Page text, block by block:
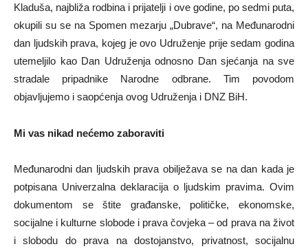
Kladuša, najbliža rodbina i prijatelji i ove godine, po sedmi puta,
okupili su se na Spomen mezarju „Dubrave“, na Međunarodni
dan ljudskih prava, kojeg je ovo Udruženje prije sedam godina
utemeljilo kao Dan Udruženja odnosno Dan sjećanja na sve
stradale pripadnike Narodne odbrane. Tim povodom
objavljujemo i saopćenja ovog Udruženja i DNZ BiH.
Mi vas nikad nećemo zaboraviti
Međunarodni dan ljudskih prava obilježava se na dan kada je
potpisana Univerzalna deklaracija o ljudskim pravima. Ovim
dokumentom se štite građanske, političke, ekonomske,
socijalne i kulturne slobode i prava čovjeka – od prava na život
i slobodu do prava na dostojanstvo, privatnost, socijalnu